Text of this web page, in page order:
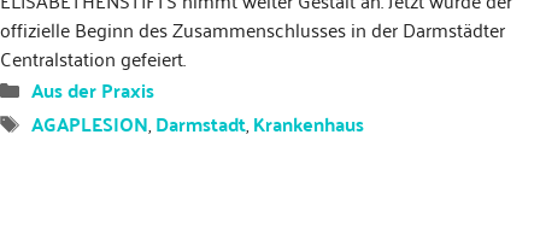
offizielle Beginn des Zusammenschlusses in der Darmstädter
Centralstation gefeiert.
Kategorien
Aus der Praxis
Schlagwörter
AGAPLESION,Darmstadt,Krankenhaus